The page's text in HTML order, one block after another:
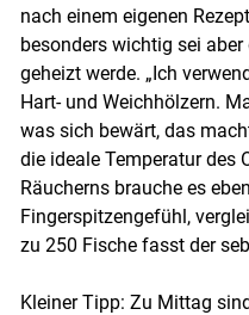
nach einem eigenen
besonders wichtig sei
geheizt werde. „Ich
Hart- und Weichhölzern.
was sich bewärt, das
die ideale Temperatur des
Räucherns brauche es
Fingerspitzengefühl,
zu 250 Fische fasst der
Kleiner Tipp: Zu Mittag